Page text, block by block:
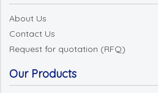
About Us
Contact Us
Request for quotation (RFQ)
Our Products